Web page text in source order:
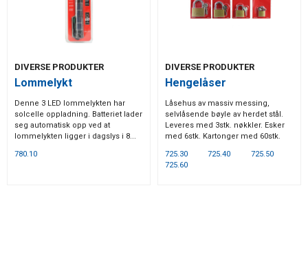
DIVERSE PRODUKTER
Lommelykt
Denne 3 LED lommelykten har
solcelle oppladning. Batteriet lader
seg automatisk opp ved at
lommelykten ligger i dagslys i 8...
780.10
DIVERSE PRODUKTER
Hengelåser
Låsehus av massiv messing,
selvlåsende bøyle av herdet stål.
Leveres med 3stk. nøkkler. Esker
med 6stk. Kartonger med 60stk.
725.30
725.40
725.50
725.60